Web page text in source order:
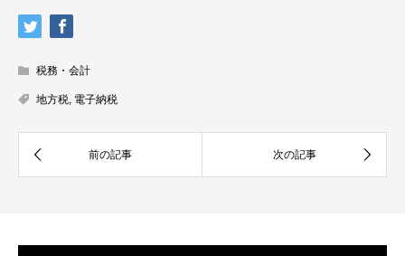
税務・会計
地方税 電子納税